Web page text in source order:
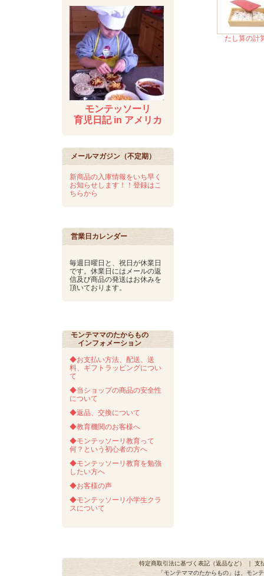
モンテッソーリ
育児日記 in アメリカ
メールマガジン（不定期）
新商品の入庫情報をいち早く
お知らせします！！登録はこ
ちらから
営業日カレンダー
毎週日曜日と、祝日が休業日
です。休業日にはメールの返
信及び商品の発送はお休みを
頂いております。
モンテママのたからもの
インフォメーション
◆お支払い方法、配送、送
料、ギフトラッピングについ
て
◆当ショップの商品の安全性
について
◆返品、交換について
◆教育機関のお客様へ
◆モンテッソーリ教育って
何？という初心者の方へ
◆モンテッソーリ教育を勉強
したい方へ
◆お客様の声
◆モンテッソーリ小学生クラ
スについて
たし算の計
特定商取引法に基づく表記（返品など） ｜ 支
「モンテママのたからもの」は、モン